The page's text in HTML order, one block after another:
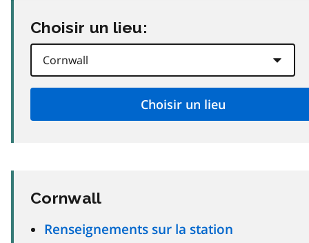
Choisir un lieu:
Cornwall
Renseignements sur la station